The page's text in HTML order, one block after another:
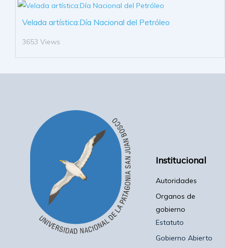
Velada artística:Día Nacional del Petróleo
3653 Views
Institucional
Autoridades
Organos de
gobierno
Estatuto
Gobierno Abierto